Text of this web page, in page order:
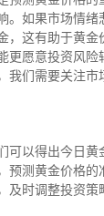
。如果市场情
，这有助于黄
更愿意投资风
我们需要关注市
可以得出今日
预测黄金价格
及时调整投资